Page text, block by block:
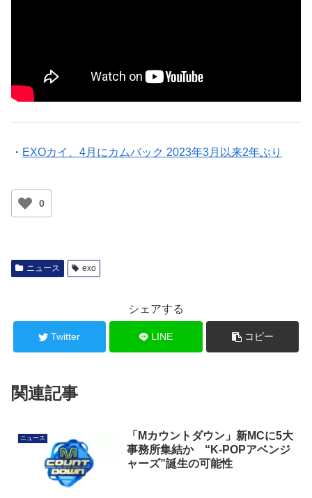
・ EXOカイ、4月にカムバック 2023年3月以来2年ぶり
0
ニュース exo
シェアする
Twitter LINE コピー
関連記事
ニュース
「Mカウントダウン」新MCに5大
事務所集結か “K-POPアベンジ
ャーズ”誕生の可能性